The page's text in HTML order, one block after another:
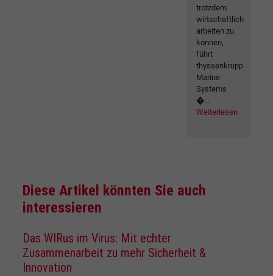
trotzdem
wirtschaftlich
arbeiten zu
können,
führt
thyssenkrupp
Marine
Systems
�...
Weiterlesen
Diese Artikel könnten Sie auch
interessieren
Das WIRus im Virus: Mit echter
Zusammenarbeit zu mehr Sicherheit &
Innovation